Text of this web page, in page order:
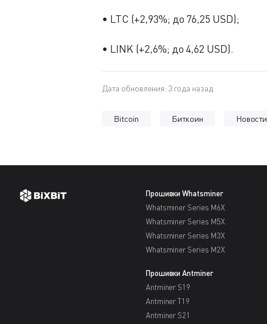
• LTC (+2,93%; до 76,25 USD);
• LINK (+2,6%; до 4,62 USD).
Дата обновления: 3 года назад
Bitcoin Биткоин Новости
Прошивки Whatsminer
Whatsminer Series M6X
Whatsminer Series M5X
Whatsminer Series M3X
Whatsminer Series M2X
Прошивки Antminer
Antminer S19
Antminer T19
Antminer S21